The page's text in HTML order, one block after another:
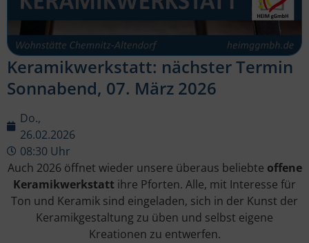
Keramikwerkstatt: nächster Termin
Sonnabend, 07. März 2026
Do.,
26.02.2026
08:30 Uhr
Auch 2026 öffnet wieder unsere überaus beliebte offene
Keramikwerkstatt ihre Pforten. Alle, mit Interesse für
Ton und Keramik sind eingeladen, sich in der Kunst der
Keramikgestaltung zu üben und selbst eigene
Kreationen zu entwerfen.